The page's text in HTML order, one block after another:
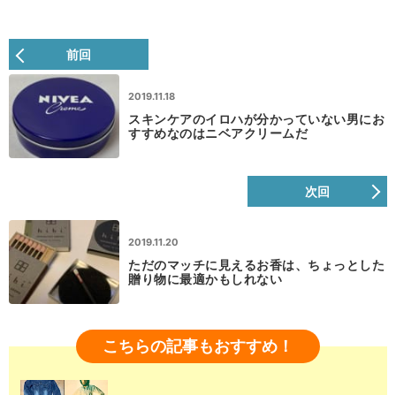
前回
2019.11.18
スキンケアのイロハが分かっていない男にお
すすめなのはニベアクリームだ
次回
2019.11.20
ただのマッチに見えるお香は、ちょっとした
贈り物に最適かもしれない
こちらの記事もおすすめ！